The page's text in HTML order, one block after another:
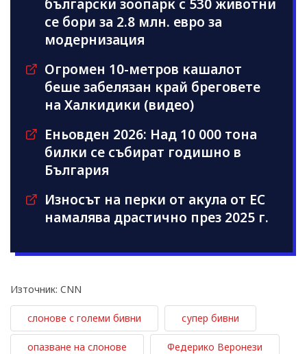
български зоопарк с 530 животни
се бори за 2.8 млн. евро за
модернизация
Огромен 10-метров кашалот
беше забелязан край бреговете
на Халкидики (видео)
Еньовден 2026: Над 10 000 тона
билки се събират годишно в
България
Износът на перки от акула от ЕС
намалява драстично през 2025 г.
Източник: CNN
слонове с големи бивни супер бивни
опазване на слонове Федерико Веронези